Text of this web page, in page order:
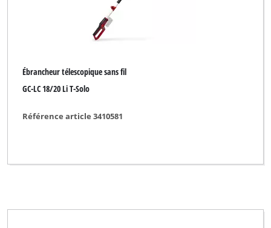
Ébrancheur télescopique sans fil
GC-LC 18/20 Li T-Solo
Référence article 3410581